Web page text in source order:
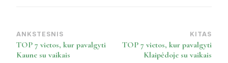
Post
Navigation
ANKSTESNIS
TOP 7 vietos, kur pavalgyti
Kaune su vaikais
KITAS
TOP 7 vietos, kur pavalgyti
Klaipėdoje su vaikais